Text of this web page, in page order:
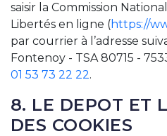
saisir la Commission
Libertés en ligne (https://
par courrier à l’adresse
Fontenoy - TSA 80715 -
01 53 73 22 22.
8. LE DEPOT ET
DES COOKIES